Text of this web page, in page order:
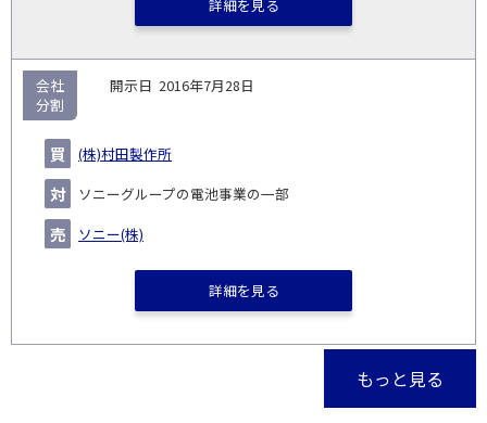
詳細を見る
2016年7月28日
(株)村田製作所
ソニーグループの電池事業の一部
ソニー(株)
会社
分割
詳細を見る
もっと見る